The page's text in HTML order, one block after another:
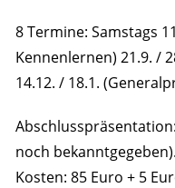
8 Termine: Samstags
Kennenlernen) 21.9. /
14.12. / 18.1.
noch bekanntgegeben).
Kosten: 85 Euro + 5